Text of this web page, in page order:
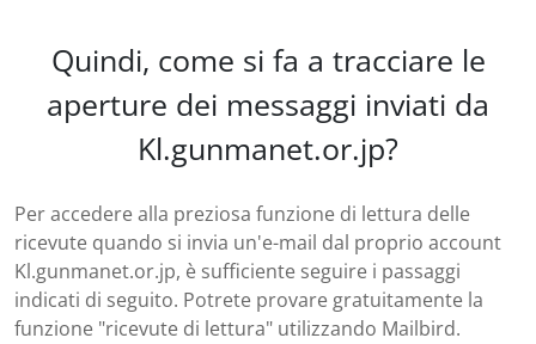
Quindi, come si fa a tracciare le
aperture dei messaggi inviati da
Kl.gunmanet.or.jp?
Per accedere alla preziosa funzione di lettura delle
ricevute quando si invia un'e-mail dal proprio account
Kl.gunmanet.or.jp, è sufficiente seguire i passaggi
indicati di seguito. Potrete provare gratuitamente la
funzione "ricevute di lettura" utilizzando Mailbird.